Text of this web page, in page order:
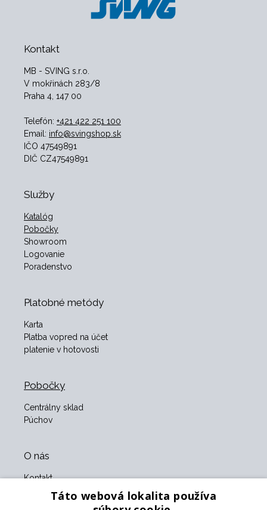
Kontakt
MB - SVING s.r.o.
V mokřinách 283/8
Praha 4, 147 00
Telefón: +421 422 251 100
Email: info@svingshop.sk
IČO 47549891
DIČ CZ47549891
Služby
Katalóg
Pobočky
Showroom
Logovanie
Poradenstvo
Platobné metódy
Karta
Platba vopred na účet
platenie v hotovosti
Pobočky
Centrálny sklad
Púchov
O nás
Kontakt
Obchodné podmienky
Táto webová lokalita používa